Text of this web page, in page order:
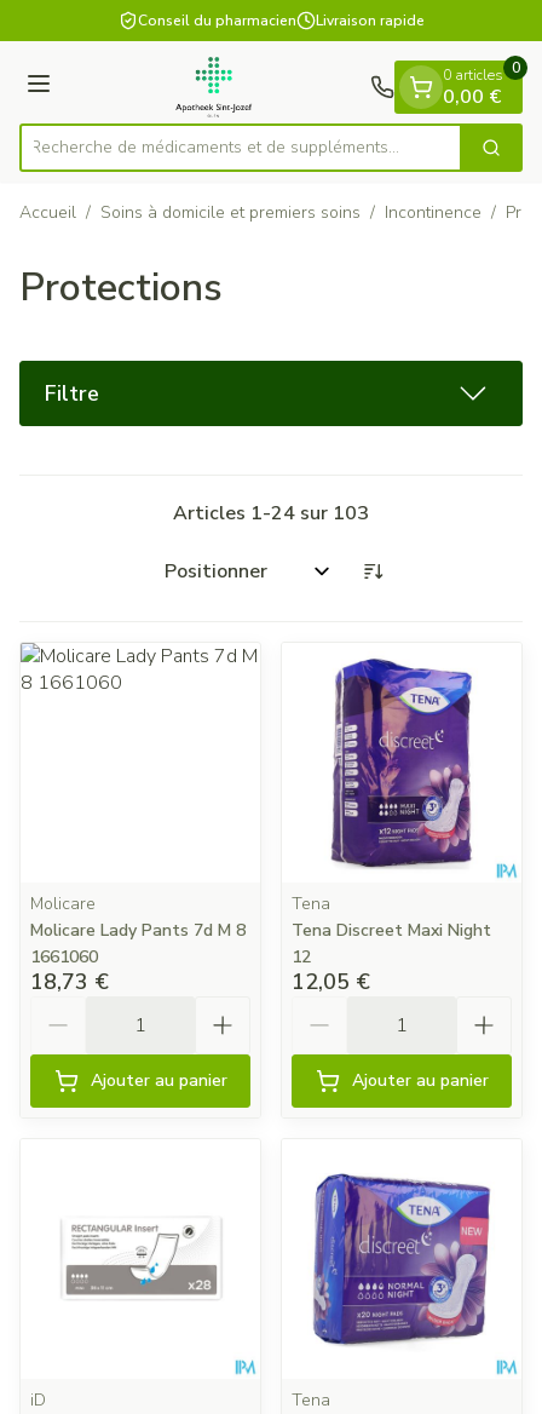
Aller au contenu
1 de 1Conseil du pharmacien Livraison rapide
Menu
Rechercher
Recherche de médicaments et de s
0 articles
0,00 €
0
Accueil / Soins à domicile et premiers soins / Incontinence /
Protections
Filtre
Articles 1-24 sur 103
Trier par:
Molicare
Molicare Lady Pants 7d M 8
1661060
18,73 €
Ajouter au panier
Tena
Tena Discreet Maxi Night
12
12,05 €
Ajouter au panier
iD
Tena